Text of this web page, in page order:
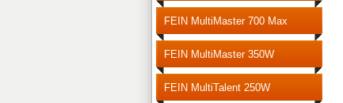
FEIN MultiMaster 700 Max
FEIN MultiMaster 350W
FEIN MultiTalent 250W